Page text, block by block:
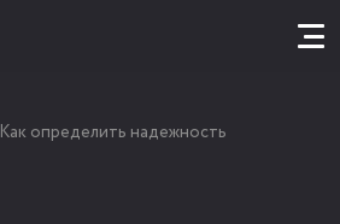
Как определить надежность